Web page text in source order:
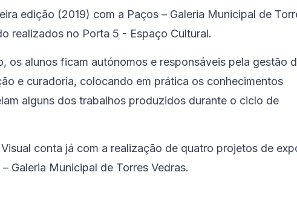
edição (2019) com a Paços – Galeria Municipal de
realizados no Porta 5 - Espaço Cultural.
os alunos ficam autónomos e responsáveis pela gestão
e curadoria, colocando em prática os conhecimentos
alguns dos trabalhos produzidos durante o ciclo de
conta já com a realização de quatro projetos de
Galeria Municipal de Torres Vedras.